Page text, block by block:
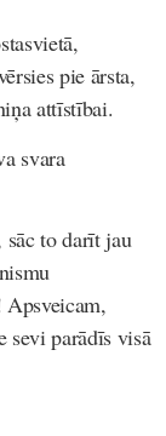
pie ārsta,
attīstībai.
svara
to darīt jau
Apsveicam,
sevi parādīs visā